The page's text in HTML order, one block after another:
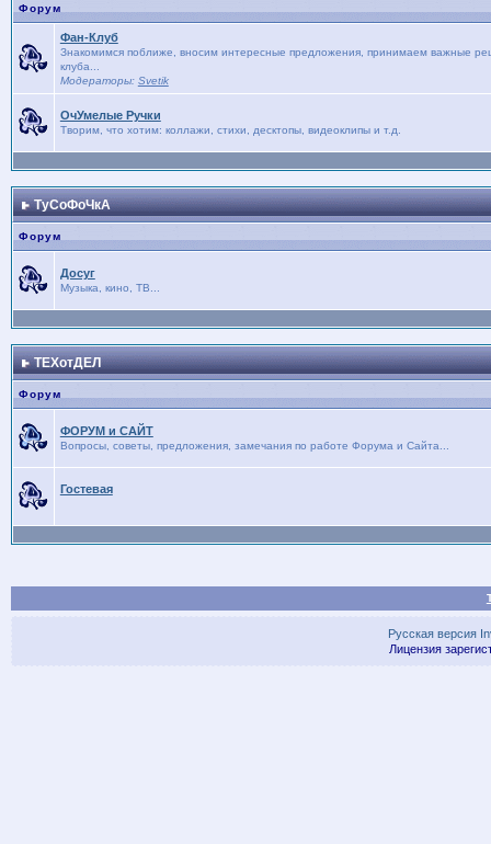
Форум
Фан-Клуб
Знакомимся поближе, вносим интересные предложения, принимаем важные
клуба...
Модераторы: Svetik
ОчУмелые Ручки
Творим, что хотим: коллажи, стихи, десктопы, видеоклипы и т.д.
ТуСоФоЧкА
Форум
Досуг
Музыка, кино, ТВ...
ТЕХотДЕЛ
Форум
ФОРУМ и САЙТ
Вопросы, советы, предложения, замечания по работе Форума и Сайта...
Гостевая
Русская версия
Лицензия